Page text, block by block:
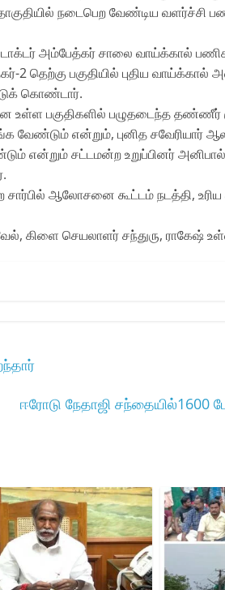
நடைபெற வேண்டிய வளர்ச்சி
அம்பேத்கர் சாலை வாய்க்கால்
2 தெற்கு பகுதியில் புதிய
கொண்டார்.
உள்ள பகுதிகளில் பழுதடைந்த தண்ணீர்
என்றும், புனித சவேரியார்
என்றும் சட்டமன்ற உறுப்பினர்
ஆலோசனை கூட்டம் நடத்தி, உரிய
கிளை செயலாளர் சந்துரு, ராகேஷ்
ஈரோடு நேதாஜி சந்தையில்1600